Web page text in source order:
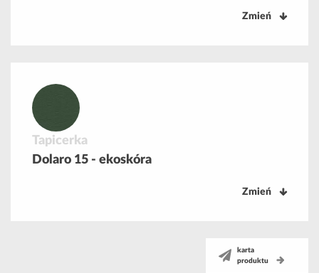
Zmień
Tapicerka
Dolaro 15 - ekoskóra
Zmień
karta
produktu